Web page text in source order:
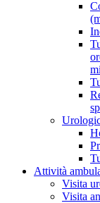
Attività
Visita
Visita